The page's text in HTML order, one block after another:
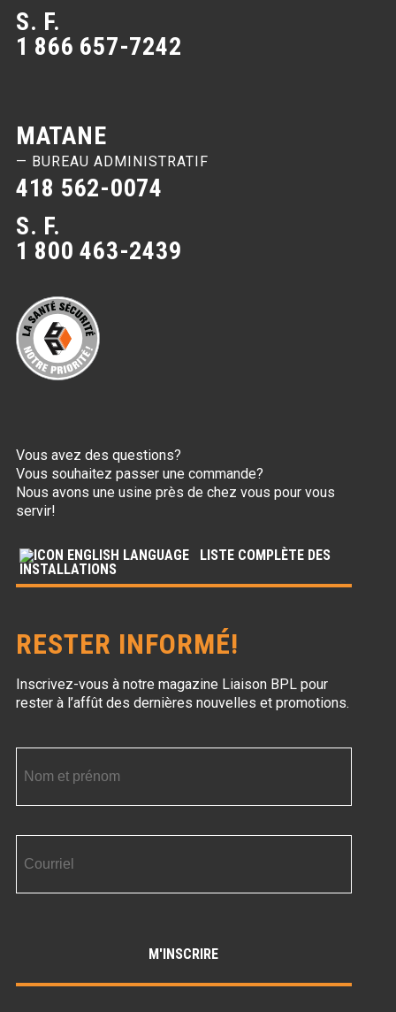
S. F.
1 866 657-7242
MATANE
— BUREAU ADMINISTRATIF
418 562-0074
S. F.
1 800 463-2439
Vous avez des questions?
Vous souhaitez passer une commande?
Nous avons une usine près de chez vous pour vous
servir!
LISTE COMPLÈTE DES
INSTALLATIONS
RESTER INFORMÉ!
Inscrivez-vous à notre magazine Liaison BPLpour
rester à l’affût des dernières nouvelles et promotions.